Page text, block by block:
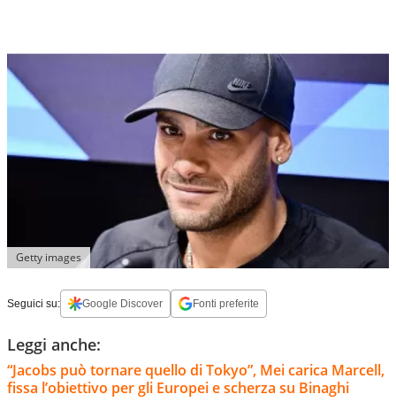
Getty images
Seguici su: Google Discover Fonti preferite
Leggi anche:
“Jacobs può tornare quello di Tokyo”, Mei carica Marcell,
fissa l’obiettivo per gli Europei e scherza su Binaghi